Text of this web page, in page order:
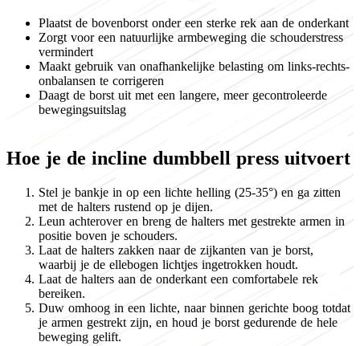
Plaatst de bovenborst onder een sterke rek aan de onderkant
Zorgt voor een natuurlijke armbeweging die schouderstress
vermindert
Maakt gebruik van onafhankelijke belasting om links-rechts-
onbalansen te corrigeren
Daagt de borst uit met een langere, meer gecontroleerde
bewegingsuitslag
Hoe je de incline dumbbell press uitvoert
Stel je bankje in op een lichte helling (25-35°) en ga zitten
met de halters rustend op je dijen.
Leun achterover en breng de halters met gestrekte armen in
positie boven je schouders.
Laat de halters zakken naar de zijkanten van je borst,
waarbij je de ellebogen lichtjes ingetrokken houdt.
Laat de halters aan de onderkant een comfortabele rek
bereiken.
Duw omhoog in een lichte, naar binnen gerichte boog totdat
je armen gestrekt zijn, en houd je borst gedurende de hele
beweging gelift.